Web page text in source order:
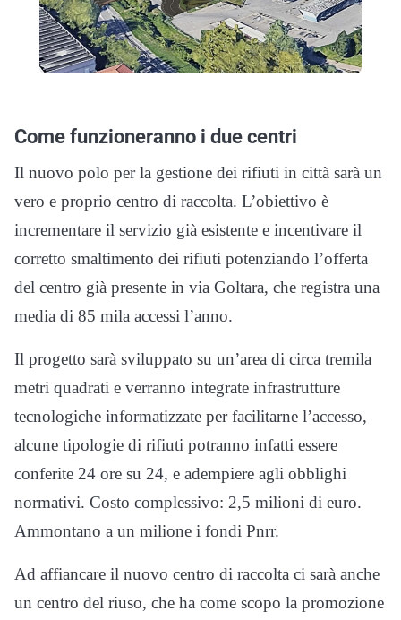
Come funzioneranno i due centri
Il nuovo polo per la gestione dei rifiuti in città sarà un
vero e proprio centro di raccolta. L’obiettivo è
incrementare il servizio già esistente e incentivare il
corretto smaltimento dei rifiuti potenziando l’offerta
del centro già presente in via Goltara, che registra una
media di 85 mila accessi l’anno.
Il progetto sarà sviluppato su un’area di circa tremila
metri quadrati e verranno integrate infrastrutture
tecnologiche informatizzate per facilitarne l’accesso,
alcune tipologie di rifiuti potranno infatti essere
conferite 24 ore su 24, e adempiere agli obblighi
normativi. Costo complessivo: 2,5 milioni di euro.
Ammontano a un milione i fondi Pnrr.
Ad affiancare il nuovo centro di raccolta ci sarà anche
un centro del riuso, che ha come scopo la promozione